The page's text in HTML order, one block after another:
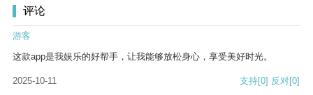
评论
游客
这款app是我娱乐的好帮手，让我能够放松身心，享受美好时光。
2025-10-11 支持[0] 反对[0]